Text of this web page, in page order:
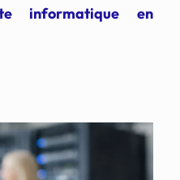
informatique en